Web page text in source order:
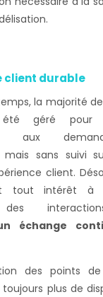
client durable
la majorité
géré pour
aux
mais sans suivi
client.
tout intérêt à
des
échange
des points
toujours plus de